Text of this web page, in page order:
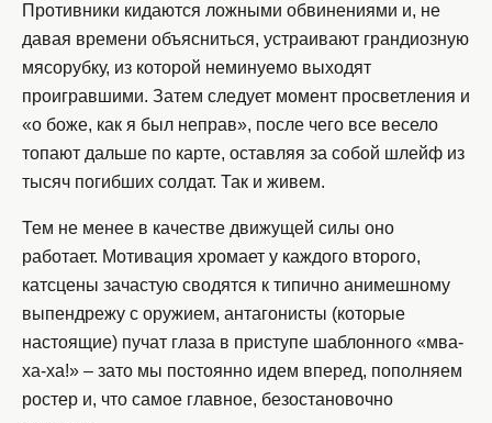
Противники кидаются ложными обвинениями и, не
давая времени объясниться, устраивают грандиозную
мясорубку, из которой неминуемо выходят
проигравшими. Затем следует момент просветления и
«о боже, как я был неправ», после чего все весело
топают дальше по карте, оставляя за собой шлейф из
тысяч погибших солдат. Так и живем.
Тем не менее в качестве движущей силы оно
работает. Мотивация хромает у каждого второго,
катсцены зачастую сводятся к типично анимешному
выпендрежу с оружием, антагонисты (которые
настоящие) пучат глаза в приступе шаблонного «мва-
ха-ха!» – зато мы постоянно идем вперед, пополняем
ростер и, что самое главное, безостановочно